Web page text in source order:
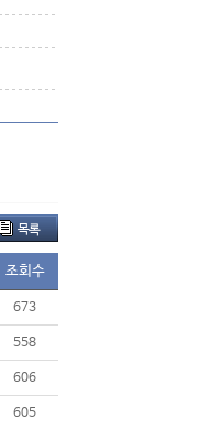
목록
조회수
673
558
606
605